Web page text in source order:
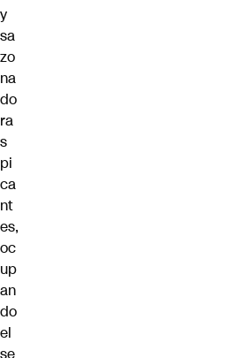
y
sa
zo
na
do
ra
s
pi
ca
nt
es,
oc
up
an
do
el